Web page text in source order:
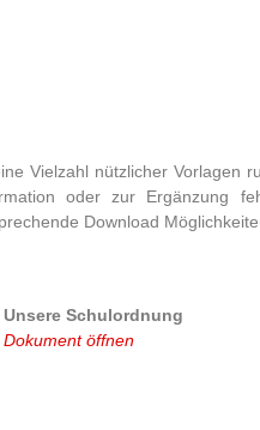
Vielzahl nützlicher Vorlagen
oder zur Ergänzung
Download
Unsere Schulordnung
Dokument öffnen